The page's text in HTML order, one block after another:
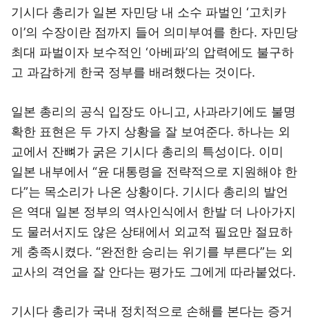
기시다 총리가 일본 자민당 내 소수 파벌인 ‘고치카
이’의 수장이란 점까지 들어 의미부여를 한다. 자민당
최대 파벌이자 보수적인 ‘아베파’의 압력에도 불구하
고 과감하게 한국 정부를 배려했다는 것이다.
일본 총리의 공식 입장도 아니고, 사과라기에도 불명
확한 표현은 두 가지 상황을 잘 보여준다. 하나는 외
교에서 잔뼈가 굵은 기시다 총리의 특성이다. 이미
일본 내부에서 “윤 대통령을 전략적으로 지원해야 한
다”는 목소리가 나온 상황이다. 기시다 총리의 발언
은 역대 일본 정부의 역사인식에서 한발 더 나아가지
도 물러서지도 않은 상태에서 외교적 필요만 절묘하
게 충족시켰다. “완전한 승리는 위기를 부른다”는 외
교사의 격언을 잘 안다는 평가도 그에게 따라붙었다.
기시다 총리가 국내 정치적으로 손해를 본다는 증거